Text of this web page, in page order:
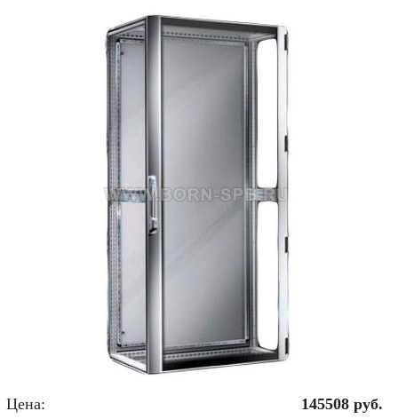
Цена: 145508 руб.